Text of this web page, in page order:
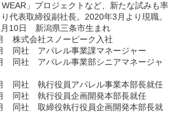
」プロジェクトなど、新たな試みも率
代表取締役副社長。2020年3月より現職。
10日 新潟県三条市生まれ
株式会社スノーピーク入社
同社 アパレル事業課マネージャー
同社 アパレル事業部シニアマネージャ
同社 執行役員アパレル事業本部長就任
同社 執行役員企画開発本部長就任
同社 取締役執行役員企画開発本部長就